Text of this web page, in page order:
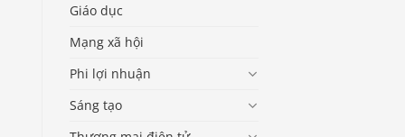
Giáo dục
Mạng xã hội
Phi lợi nhuận
Sáng tạo